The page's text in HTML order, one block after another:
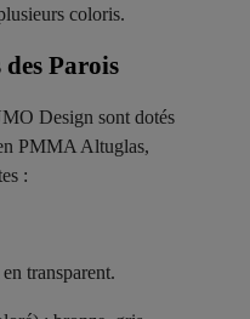
coloris.
Parois
Design sont dotés
PMMA Altuglas,
:
transparent.